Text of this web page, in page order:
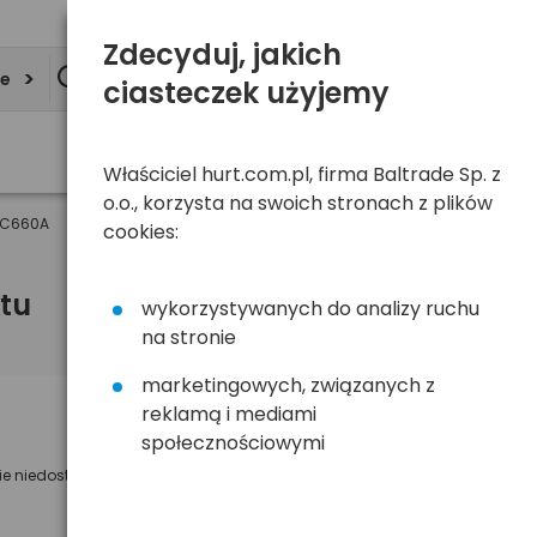
niedostępny
Powiadom mnie o dostępności
Zdecyduj, jakich
ciasteczek użyjemy
Właściciel hurt.com.pl, firma Baltrade Sp. z
o.o., korzysta na swoich stronach z plików
cookies:
wykorzystywanych do analizy ruchu
na stronie
marketingowych, związanych z
reklamą i mediami
społecznościowymi